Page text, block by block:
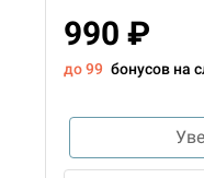
990 ₽
до 99 бонусов на